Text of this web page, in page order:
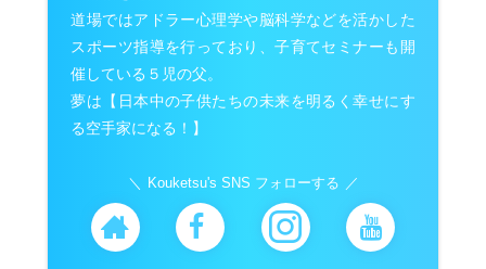
道場ではアドラー心理学や脳科学などを活かした
スポーツ指導を行っており、子育てセミナーも開
催している５児の父。
夢は【日本中の子供たちの未来を明るく幸せにす
る空手家になる！】
Kouketsu's SNS フォローする